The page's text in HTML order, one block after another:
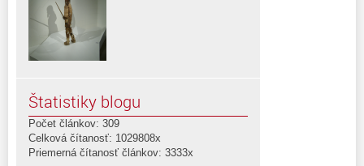
Štatistiky blogu
Počet článkov: 309
Celková čítanosť: 1029808x
Priemerná čítanosť článkov: 3333x